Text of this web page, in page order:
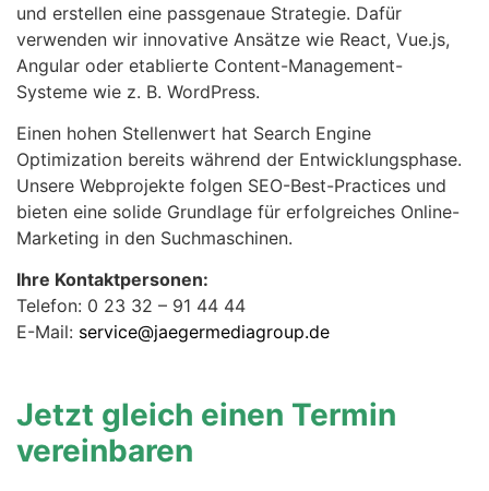
und erstellen eine passgenaue Strategie. Dafür
verwenden wir innovative Ansätze wie React, Vue.js,
Angular oder etablierte Content-Management-
Systeme wie z. B. WordPress.
Einen hohen Stellenwert hat Search Engine
Optimization bereits während der Entwicklungsphase.
Unsere Webprojekte folgen SEO-Best-Practices und
bieten eine solide Grundlage für erfolgreiches Online-
Marketing in den Suchmaschinen.
Ihre Kontaktpersonen:
Telefon: 0 23 32 – 91 44 44
E-Mail: service@jaegermediagroup.de
Jetzt gleich einen Termin
vereinbaren